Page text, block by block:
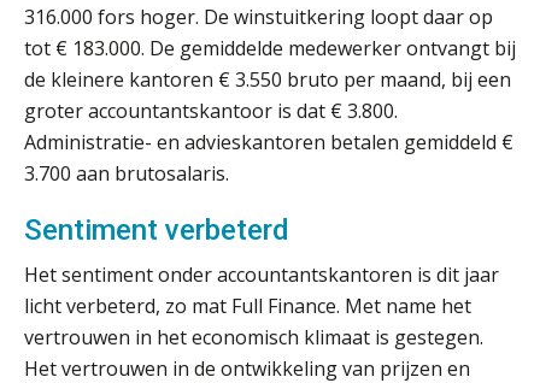
316.000 fors hoger. De winstuitkering loopt daar op
tot € 183.000. De gemiddelde medewerker ontvangt bij
de kleinere kantoren € 3.550 bruto per maand, bij een
groter accountantskantoor is dat € 3.800.
Administratie- en advieskantoren betalen gemiddeld €
3.700 aan brutosalaris.
Sentiment verbeterd
Het sentiment onder accountantskantoren is dit jaar
licht verbeterd, zo mat Full Finance. Met name het
vertrouwen in het economisch klimaat is gestegen.
Het vertrouwen in de ontwikkeling van prijzen en
‘De accountant is essentieel voor
ondernemers in het mkb’
Waarom een VOF-contract net zo
belangrijk is als het zakelijk plan zelf
Waarom jouw klant sneller
mail
het, en waar let je op?